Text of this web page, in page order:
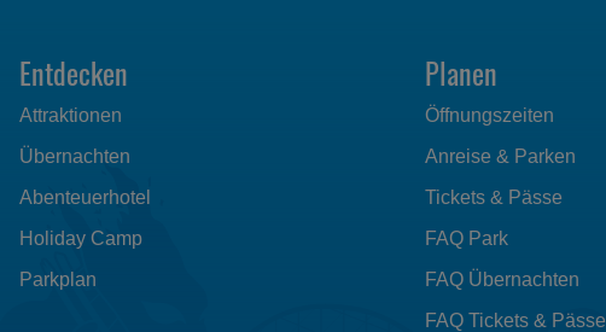
Entdecken
Attraktionen
Übernachten
Abenteuerhotel
Holiday Camp
Parkplan
Planen
Öffnungszeiten
Anreise & Parken
Tickets & Pässe
FAQ Park
FAQ Übernachten
FAQ Tickets & Pässe